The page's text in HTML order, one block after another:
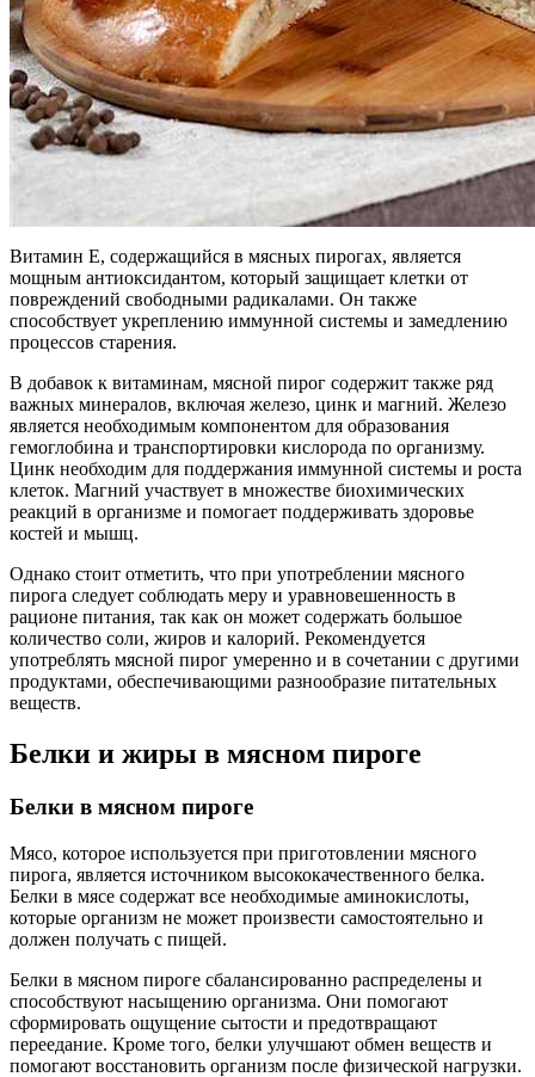
Витамин Е, содержащийся в мясных пирогах, является
мощным антиоксидантом, который защищает клетки от
повреждений свободными радикалами. Он также
способствует укреплению иммунной системы и замедлению
процессов старения.
В добавок к витаминам, мясной пирог содержит также ряд
важных минералов, включая железо, цинк и магний. Железо
является необходимым компонентом для образования
гемоглобина и транспортировки кислорода по организму.
Цинк необходим для поддержания иммунной системы и роста
клеток. Магний участвует в множестве биохимических
реакций в организме и помогает поддерживать здоровье
костей и мышц.
Однако стоит отметить, что при употреблении мясного
пирога следует соблюдать меру и уравновешенность в
рационе питания, так как он может содержать большое
количество соли, жиров и калорий. Рекомендуется
употреблять мясной пирог умеренно и в сочетании с другими
продуктами, обеспечивающими разнообразие питательных
веществ.
Белки и жиры в мясном пироге
Белки в мясном пироге
Мясо, которое используется при приготовлении мясного
пирога, является источником высококачественного белка.
Белки в мясе содержат все необходимые аминокислоты,
которые организм не может произвести самостоятельно и
должен получать с пищей.
Белки в мясном пироге сбалансированно распределены и
способствуют насыщению организма. Они помогают
сформировать ощущение сытости и предотвращают
переедание. Кроме того, белки улучшают обмен веществ и
помогают восстановить организм после физической нагрузки.